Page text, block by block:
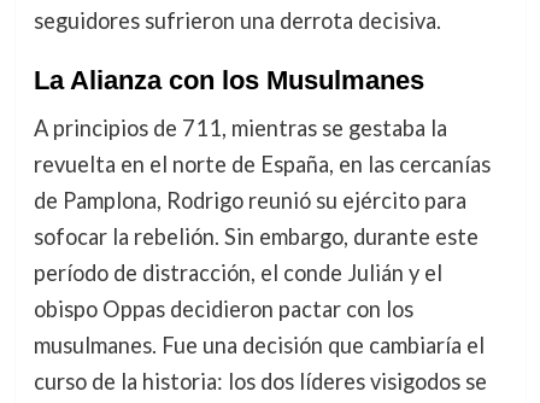
seguidores sufrieron una derrota decisiva.
La Alianza con los Musulmanes
A principios de 711, mientras se gestaba la
revuelta en el norte de España, en las cercanías
de Pamplona, Rodrigo reunió su ejército para
sofocar la rebelión. Sin embargo, durante este
período de distracción, el conde Julián y el
obispo Oppas decidieron pactar con los
musulmanes. Fue una decisión que cambiaría el
curso de la historia: los dos líderes visigodos se